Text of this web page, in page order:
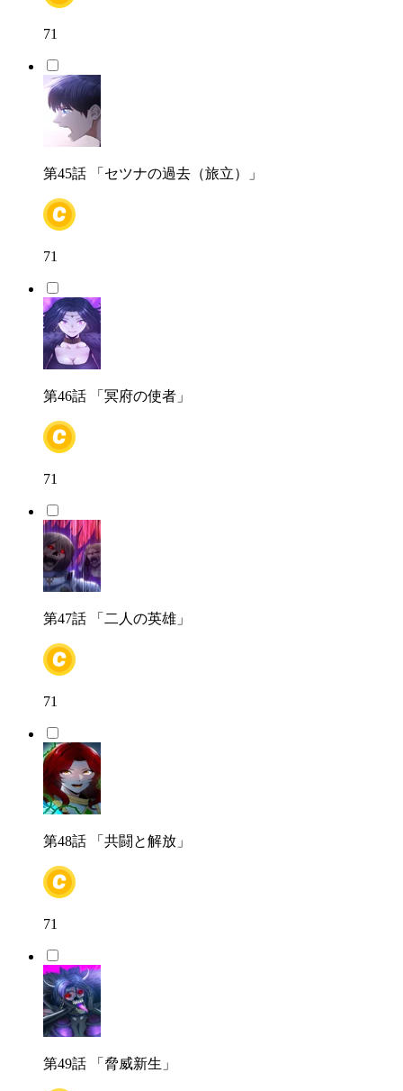
71
第45話 「セツナの過去（旅立）」
71
第46話 「冥府の使者」
71
第47話 「二人の英雄」
71
第48話 「共闘と解放」
71
第49話 「脅威新生」